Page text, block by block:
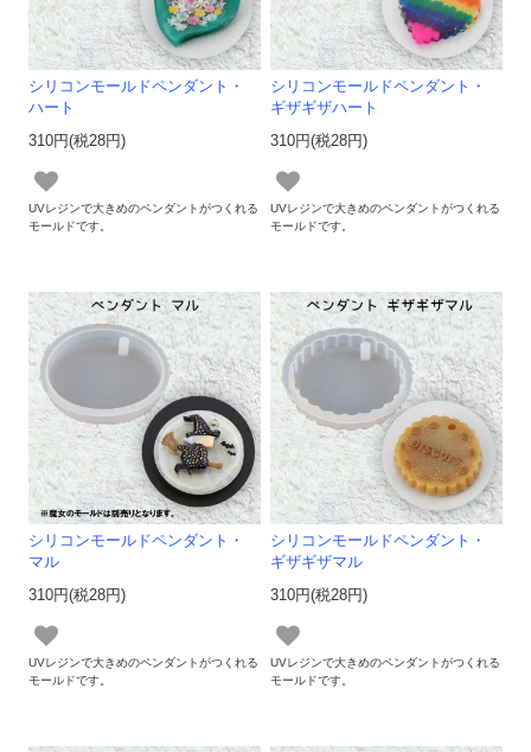
シリコンモールドペンダント・
ハート
310円(税28円)
UVレジンで大きめのペンダントがつくれる
モールドです。
シリコンモールドペンダント・
ギザギザハート
310円(税28円)
UVレジンで大きめのペンダントがつくれる
モールドです。
シリコンモールドペンダント・
マル
310円(税28円)
UVレジンで大きめのペンダントがつくれる
モールドです。
シリコンモールドペンダント・
ギザギザマル
310円(税28円)
UVレジンで大きめのペンダントがつくれる
モールドです。